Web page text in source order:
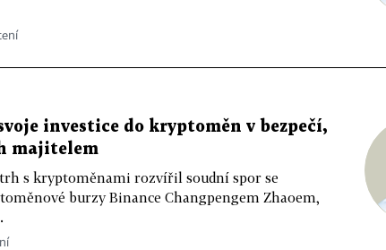
investice do kryptoměn v bezpečí,
majitelem
trh s kryptoměnami rozvířil soudní spor se
burzy Binance Changpengem Zhaoem,